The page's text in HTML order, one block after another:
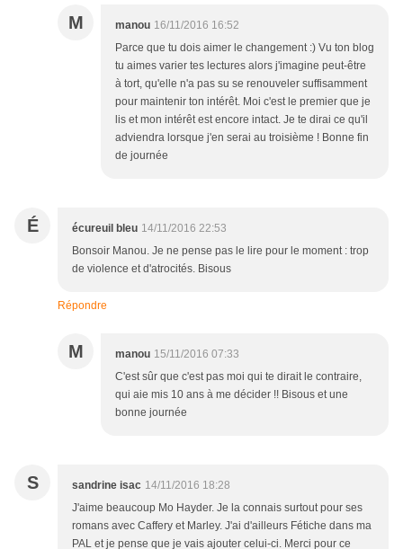
M manou 16/11/2016 16:52
Parce que tu dois aimer le changement :) Vu ton blog
tu aimes varier tes lectures alors j'imagine peut-être
à tort, qu'elle n'a pas su se renouveler suffisamment
pour maintenir ton intérêt. Moi c'est le premier que je
lis et mon intérêt est encore intact. Je te dirai ce qu'il
adviendra lorsque j'en serai au troisième ! Bonne fin
de journée
É écureuil bleu 14/11/2016 22:53
Bonsoir Manou. Je ne pense pas le lire pour le moment : trop
de violence et d'atrocités. Bisous
Répondre
M manou 15/11/2016 07:33
C'est sûr que c'est pas moi qui te dirait le contraire,
qui aie mis 10 ans à me décider !! Bisous et une
bonne journée
S sandrine isac 14/11/2016 18:28
J'aime beaucoup Mo Hayder. Je la connais surtout pour ses
romans avec Caffery et Marley. J'ai d'ailleurs Fétiche dans ma
PAL et je pense que je vais ajouter celui-ci. Merci pour ce